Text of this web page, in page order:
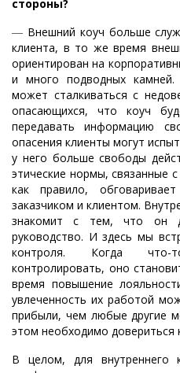
стороны?
― Внешний коуч больше
клиента, в то же время
ориентирован на
и много подводных камней.
может сталкиваться с
опасающихся, что коуч
передавать информацию
опасения клиенты могут
у него больше свободы
этические нормы, связанные
как правило,
заказчиком и клиентом.
знакомит с тем, что он
руководство. И здесь мы
контроля. Когда что-
контролировать, оно
время повышение
увлеченность их работой
прибыли, чем любые другие
этом необходимо довериться
В целом, для внутреннего